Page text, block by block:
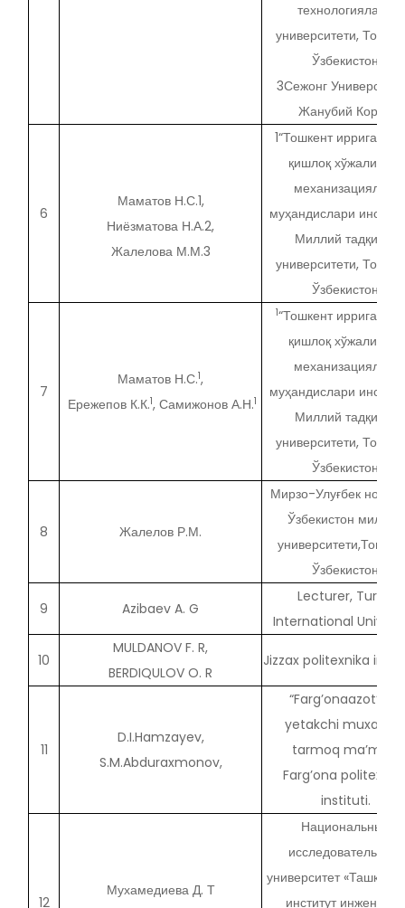
технологиялари
университети,
Ўзбекистон
3Сежонг
Жанубий Корея
6
Маматов Н.С.1,
Ниёзматова Н.А.2,
Жалелова М.М.3
1“Тошкент ирригация
қишлоқ хўжалигини
механизациялаш
муҳандислари
Миллий тадқиқот
университети,
Ўзбекистон
7
Маматов Н.С.1,
Ережепов К.К.1, Самижонов А.Н.1
1“Тошкент ирригация
қишлоқ хўжалигини
механизациялаш
муҳандислари
Миллий тадқиқот
университети,
Ўзбекистон
8 Жалелов Р.М.
Мирзо-Улуғбек
Ўзбекистон миллий
Ўзбекистон
9 Azibaev A. G
Lecturer, Turan
International
10
MULDANOV F. R,
BERDIQULOV O. R
Jizzax politexnika
11
D.I.Hamzayev,
S.M.Abduraxmonov,
“Farg’onaazot” AJ,
yetakchi
tarmoq ma’muri,
Farg’ona
instituti.
12
Мухамедиева Д. Т
Национальный
исследовательский
университет
институт инженеров